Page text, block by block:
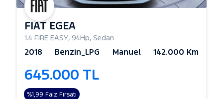
FIAT EGEA
1.4 FIRE EASY, 94Hp, Sedan
2018 Benzin_LPG Manuel 142.000 Km
645.000 TL
%1,99 Faiz Fırsatı